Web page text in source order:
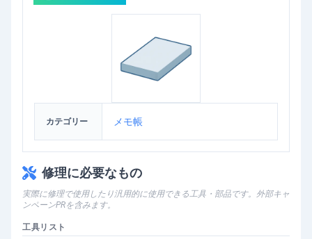
カテゴリー メモ帳
修理に必要なもの
実際に修理で使用したり汎用的に使用できる工具・部品です。外部キャ
ンペーンPRを含みます。
工具リスト